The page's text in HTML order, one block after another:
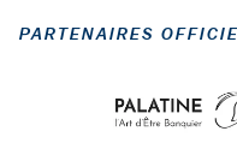
PARTENAIRES